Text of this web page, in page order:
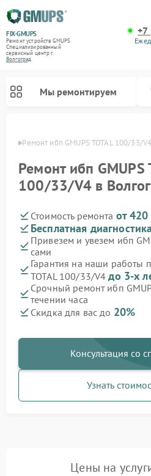
FIX-GMUPS
Ремонт устройств GMUPS
Специализированный
cервисный центр г.
Волгоград
Мы ремонтируем
Ремонт ибп GMUPS TOTAL 100/33/
Ремонт ибп GMUPS
100/33/V4 в
Стоимость ремонта от
Бесплатная диагностика
Привезем и увезем ибп
сами
Гарантия на наши работы
TOTAL 100/33/V4до 3-х
Срочный ремонт ибп
течении часа
Скидка для вас до 20%
Консультация со
Узнать
Цены на